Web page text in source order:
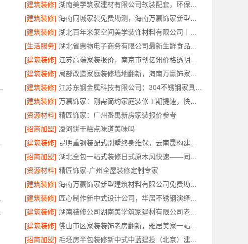
[建筑装修]
[建筑装修]
[建筑装修]
[生活服务]
[建筑装修]
[建筑装修]
[建筑装修]
[建筑装修]
[资源材料] 精匠饰家：广州番禺新房家装报价参考
[招商加盟] 凌河饼干糕点味道美味吗
[建筑装修]
[招商加盟]
[资源材料] 精匠饰家-广州全屋装修定制专家
[建筑装修]
[建筑装修]
[建筑装修]
[建筑装修]
[招商加盟]